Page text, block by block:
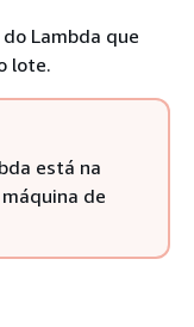
Lambda que
lote.
está na
de